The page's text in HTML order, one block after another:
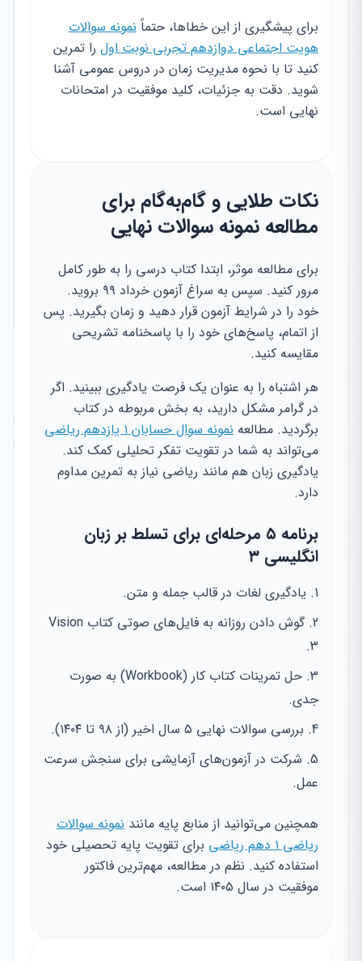
برای پیشگیری از این خطاها، حتماً نمونه سوالات
هویت اجتماعی دوازدهم تجربی نوبت اول را تمرین
کنید تا با نحوه مدیریت زمان در دروس عمومی آشنا
شوید. دقت به جزئیات، کلید موفقیت در امتحانات
نهایی است.
نکات طلایی و گام‌به‌گام برای
مطالعه نمونه سوالات نهایی
برای مطالعه موثر، ابتدا کتاب درسی را به طور کامل
مرور کنید. سپس به سراغ آزمون خرداد ۹۹ بروید.
خود را در شرایط آزمون قرار دهید و زمان بگیرید. پس
از اتمام، پاسخ‌های خود را با پاسخنامه تشریحی
مقایسه کنید.
هر اشتباه را به عنوان یک فرصت یادگیری ببینید. اگر
در گرامر مشکل دارید، به بخش مربوطه در کتاب
برگردید. مطالعه نمونه سوال حسابان ۱ یازدهم ریاضی
می‌تواند به شما در تقویت تفکر تحلیلی کمک کند.
یادگیری زبان هم مانند ریاضی نیاز به تمرین مداوم
دارد.
برنامه ۵ مرحله‌ای برای تسلط بر زبان
انگلیسی ۳
یادگیری لغات در قالب جمله و متن.
گوش دادن روزانه به فایل‌های صوتی کتاب Vision
3.
حل تمرینات کتاب کار (Workbook) به صورت
جدی.
بررسی سوالات نهایی ۵ سال اخیر (از ۹۸ تا ۱۴۰۴).
شرکت در آزمون‌های آزمایشی برای سنجش سرعت
عمل.
همچنین می‌توانید از منابع پایه مانند نمونه سوالات
ریاضی ۱ دهم ریاضی
برای تقویت پایه تحصیلی خود
استفاده کنید. نظم در مطالعه، مهم‌ترین فاکتور
موفقیت در سال ۱۴۰۵ است.